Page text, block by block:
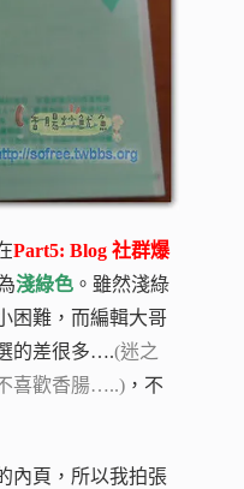
Part5: Blog 社群爆
淺綠色 。雖然淺綠
困難，而編輯大哥
的差很多….(迷之
喜歡香腸…..) ，不
內頁，所以我拍張